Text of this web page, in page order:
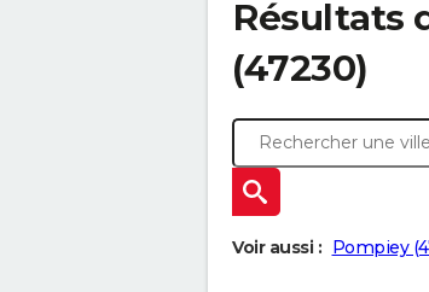
Résultats
(47230)
Voir aussi : Pompiey